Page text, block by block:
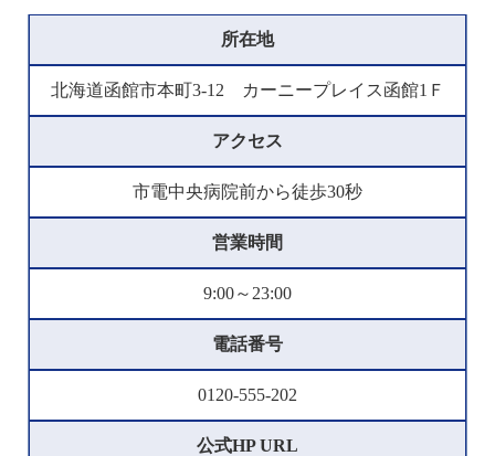
所在地
北海道函館市本町3-12 カーニープレイス函館1Ｆ
アクセス
市電中央病院前から徒歩30秒
営業時間
9:00～23:00
電話番号
0120-555-202
公式HP URL